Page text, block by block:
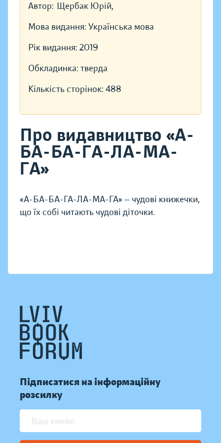
Автор: Щербак Юрій,
Мова видання: Українська мова
Рік видання: 2019
Обкладинка: тверда
Кількість сторінок: 488
Про видавництво «А-
БА-БА-ГА-ЛА-МА-
ГА»
«А-БА-БА-ГА-ЛА-МА-ГА» — чудові книжечки,
що їх собі читають чудові діточки.
Підписатися на інформаційну
розсилку